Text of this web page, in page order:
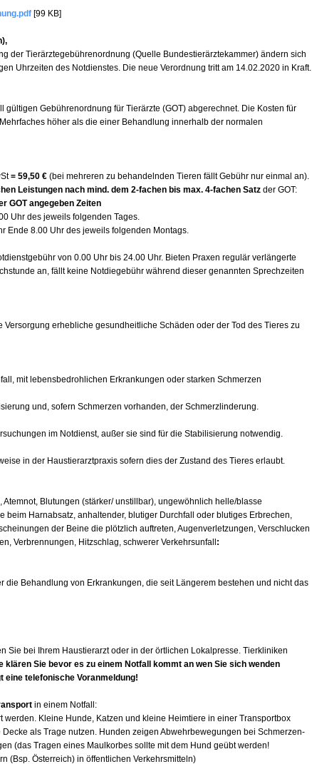
[99 KB]
der Tierärztegebührenordnung (Quelle Bundestierärztekammer) ändern sich
Uhrzeiten des Notdienstes. Die neue Verordnung tritt am 14.02.2020 in Kraft.
gültigen Gebührenordnung für Tierärzte (GOT) abgerechnet. Die Kosten für
höher als die einer Behandlung innerhalb der normalen
= 59,50 € (bei mehreren zu behandelnden Tieren fällt Gebühr nur einmal an).
Leistungen nach mind. dem 2-fachen bis max. 4-fachen Satz der GOT:
GOT angegeben Zeiten
Uhr des jeweils folgenden Tages.
Ende 8.00 Uhr des jeweils folgenden Montags.
von 0.00 Uhr bis 24.00 Uhr. Bieten Praxen regulär verlängerte
an, fällt keine Notdiegebühr während dieser genannten Sprechzeiten
erhebliche gesundheitliche Schäden oder der Tod des Tieres zu
mit lebensbedrohlichen Erkrankungen oder starken Schmerzen
und, sofern Schmerzen vorhanden, der Schmerzlinderung.
im Notdienst, außer sie sind für die Stabilisierung notwendig.
in der Haustierarztpraxis sofern dies der Zustand des Tieres erlaubt.
Atemnot, Blutungen (stärker/ unstillbar), ungewöhnlich helle/blasse
beim Harnabsatz, anhaltender, blutiger Durchfall oder blutiges Erbrechen,
der Beine die plötzlich auftreten, Augenverletzungen, Verschlucken
Verbrennungen, Hitzschlag, schwerer Verkehrsunfall :
die Behandlung von Erkrankungen, die seit Längerem bestehen und nicht das
Sie bei Ihrem Haustierarzt oder in der örtlichen Lokalpresse. Tierkliniken
klären Sie bevor es zu einem Notfall kommt an wen Sie sich wenden
eine telefonische Voranmeldung!
in einem Notfall:
werden. Kleine Hunde, Katzen und kleine Heimtiere in einer Transportbox
als Trage nutzen. Hunden zeigen Abwehrbewegungen bei Schmerzen-
(das Tragen eines Maulkorbes sollte mit dem Hund geübt werden!
(Bsp. Österreich) in öffentlichen Verkehrsmitteln)